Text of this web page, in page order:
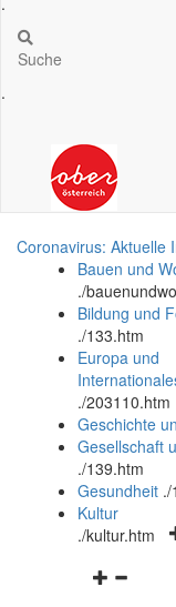
Suche
.
Coronavirus: Aktuelle
Bauen und
./
Bildung und
./133.htm
Europa und
./203110.htm
Geschichte
Gesellschaft
./139.htm
Gesundheit ./
Kultur
./kultur.htm